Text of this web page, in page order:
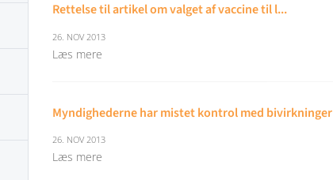
Rettelse til artikel om valget af vaccine til l...
26. NOV 2013
Læs mere
Myndighederne har mistet kontrol med bivirkninger
26. NOV 2013
Læs mere